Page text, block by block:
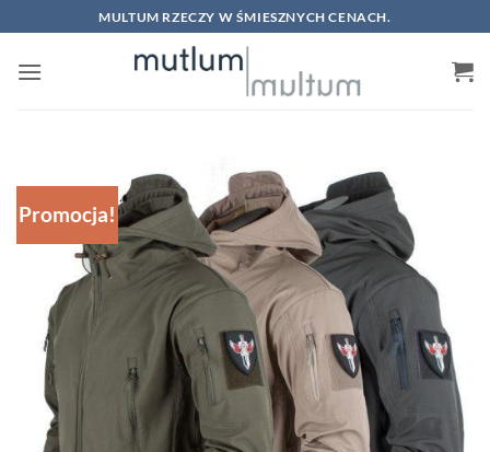
to
content
MULTUM RZECZY W ŚMIESZNYCH CENACH.
Promocja!